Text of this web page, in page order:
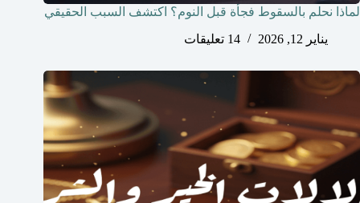
لماذا نحلم بالسقوط فجأة قبل النوم؟ اكتشف السبب الحقيقي
يناير 12, 2026
14 تعليقات